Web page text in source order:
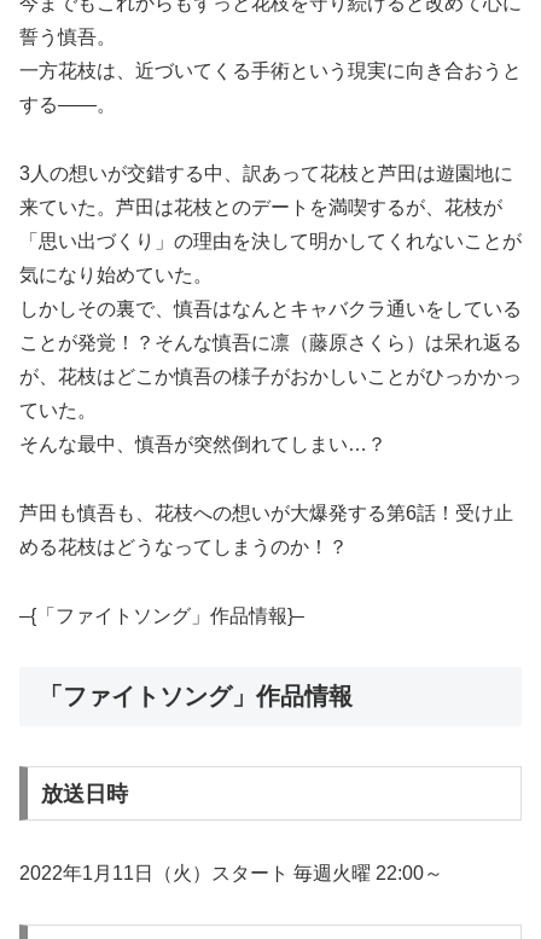
誓う慎吾。
一方花枝は、近づいてくる手術という現実に向き合おうと
する――。
3人の想いが交錯する中、訳あって花枝と芦田は遊園地に
来ていた。芦田は花枝とのデートを満喫するが、花枝が
「思い出づくり」の理由を決して明かしてくれないことが
気になり始めていた。
しかしその裏で、慎吾はなんとキャバクラ通いをしている
ことが発覚！？そんな慎吾に凛（藤原さくら）は呆れ返る
が、花枝はどこか慎吾の様子がおかしいことがひっかかっ
ていた。
そんな最中、慎吾が突然倒れてしまい…？
芦田も慎吾も、花枝への想いが大爆発する第6話！受け止
める花枝はどうなってしまうのか！？
–{「ファイトソング」作品情報}–
「ファイトソング」作品情報
放送日時
2022年1月11日（火）スタート 毎週火曜 22:00～